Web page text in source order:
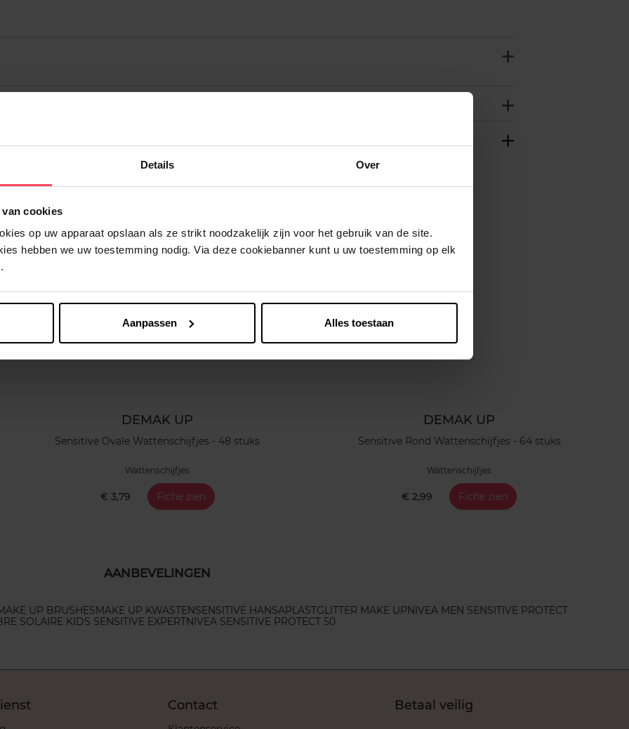
Details Over
cookies
op uw apparaat opslaan als ze strikt noodzakelijk zijn voor het gebruik van de site.
hebben we uw toestemming nodig. Via deze cookiebanner kunt u uw toestemming op elk
Aanpassen Alles toestaan
Nog iets vergeten ?
DEMAK UP
Sensitive Ovale Wattenschijfjes - 48 stuks
Wattenschijfjes
€ 3,79 Fiche zien
DEMAK UP
Sensitive Rond Wattenschijfjes - 64 stuks
Wattenschijfjes
€ 2,99 Fiche zien
AANBEVELINGEN
UP BRUSHESMAKE UP KWASTENSENSITIVE HANSAPLASTGLITTER MAKE UPNIVEA MEN SENSITIVE PROTECT
SOLAIRE KIDS SENSITIVE EXPERTNIVEA SENSITIVE PROTECT 50
Contact Betaal veilig